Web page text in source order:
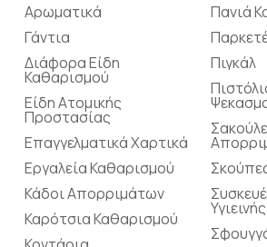
Αρωματικά
Γάντια
Διάφορα Είδη
Καθαρισμού
Είδη Ατομικής
Προστασίας
Επαγγελματικά Χαρτικά
Εργαλεία Καθαρισμού
Κάδοι Απορριμάτων
Καρότσια Καθαρισμού
Πανιά
Πιγκάλ
Υγιεινής